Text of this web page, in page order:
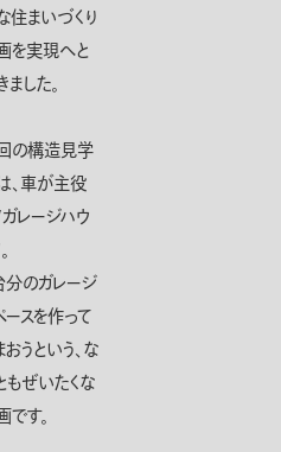
住まいづくり
を実現へと
ました。
の構造見学
、車が主役
レージハウ
分のガレージ
ースを作って
おうという、な
もぜいたくな
です。